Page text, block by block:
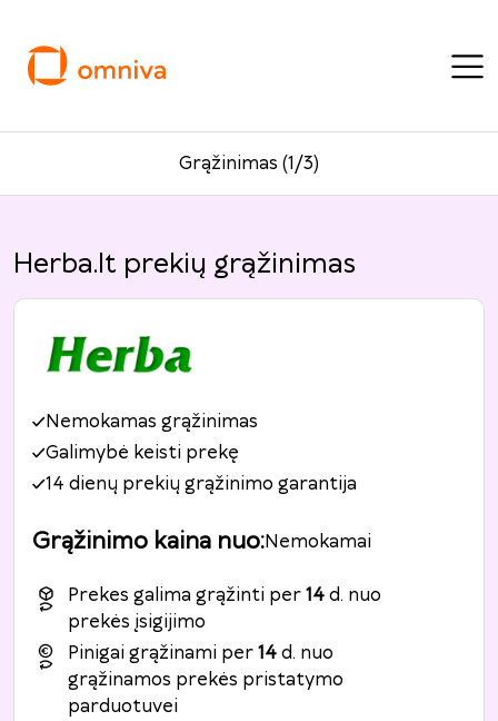
Grąžinimas (1/3)
Herba.lt prekių grąžinimas
Nemokamas grąžinimas
Galimybė keisti prekę
14 dienų prekių grąžinimo garantija
Grąžinimo kaina nuo:Nemokamai
Prekes galima grąžinti per14d. nuo
prekės įsigijimo
Pinigai grąžinami per14d. nuo
grąžinamos prekės pristatymo
parduotuvei